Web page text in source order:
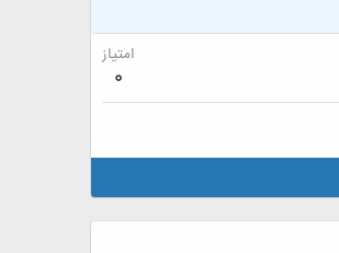
امتیاز
0